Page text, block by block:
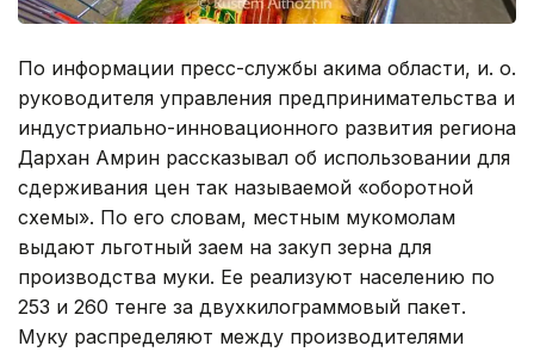
По информации пресс-службы акима области, и. о.
руководителя управления предпринимательства и
индустриально-инновационного развития региона
Дархан Амрин рассказывал об использовании для
сдерживания цен так называемой «оборотной
схемы». По его словам, местным мукомолам
выдают льготный заем на закуп зерна для
производства муки. Ее реализуют населению по
253 и 260 тенге за двухкилограммовый пакет.
Муку распределяют между производителями